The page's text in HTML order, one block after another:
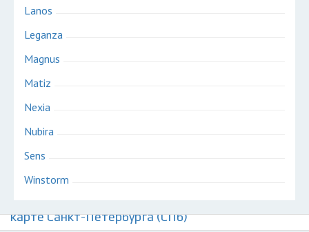
Lanos
Leganza
Magnus
Matiz
Nexia
Nubira
Sens
Winstorm
карте Санкт-Петербурга (СПб)